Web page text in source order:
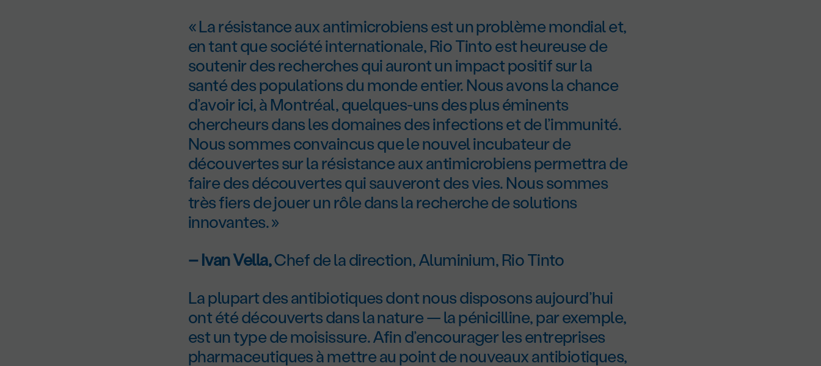
« La résistance aux antimicrobiens est un problème mondial et,
en tant que société internationale, Rio Tinto est heureuse de
soutenir des recherches qui auront un impact positif sur la
santé des populations du monde entier. Nous avons la chance
d’avoir ici, à Montréal, quelques-uns des plus éminents
chercheurs dans les domaines des infections et de l’immunité.
Nous sommes convaincus que le nouvel incubateur de
découvertes sur la résistance aux antimicrobiens permettra de
faire des découvertes qui sauveront des vies. Nous sommes
très fiers de jouer un rôle dans la recherche de solutions
innovantes. »
– Ivan Vella,Chef de la direction, Aluminium, Rio Tinto
La plupart des antibiotiques dont nous disposons aujourd’hui
ont été découverts dans la nature — la pénicilline, par exemple,
est un type de moisissure. Afin d’encourager les entreprises
pharmaceutiques à mettre au point de nouveaux antibiotiques,